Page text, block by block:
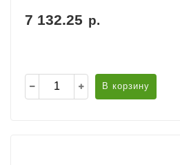
7 132.25 р.
В корзину